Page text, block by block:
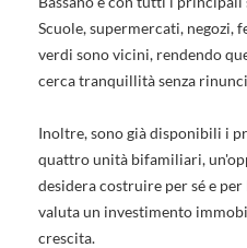
Scuole, supermercati, negozi,
verdi sono vicini, rendendo
cerca tranquillità senza
Inoltre, sono già disponibili i
quattro unità bifamiliari,
desidera costruire per sé e
valuta un investimento
crescita.